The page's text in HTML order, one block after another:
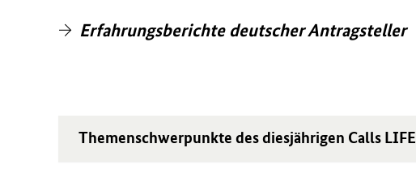
Er­fah­rungs­be­rich­te deut­scher An­trag­stel­ler
The­men­schwer­punk­te des dies­jäh­ri­gen Calls LIFE